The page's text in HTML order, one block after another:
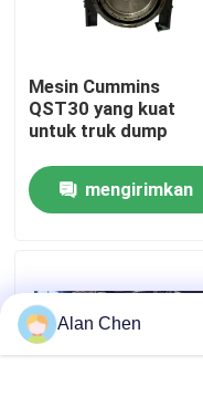
Hubungi kami
Quote request suatu
Mesin
Mesin Cummins
QST30 yang kuat
untuk truk dump
mengirimkan
Alan Chen